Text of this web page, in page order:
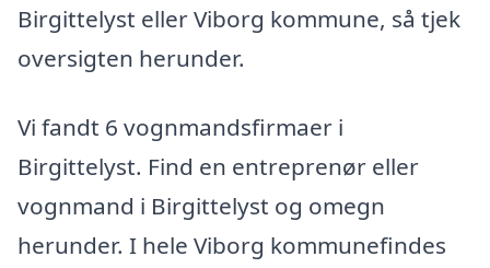
Birgittelyst eller Viborg kommune, så tjek
oversigten herunder.
Vi fandt 6 vognmandsfirmaer i
Birgittelyst. Find en entreprenør eller
vognmand i Birgittelyst og omegn
herunder. I hele Viborg kommunefindes